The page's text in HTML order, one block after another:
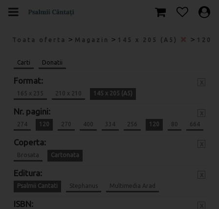
Toata oferta > Magazin > 145 x 205 (A5) > 120
Carti Donatii
Format:
165 x 235 210 x 210 145 x 205 (A5)
Nr. pagini:
274 120 270 400 334 256 120 80 664
Coperta:
Brosata Cartonata
Editura:
Psalmii Cantati Stephanus Multimedia Arad
ISBN: